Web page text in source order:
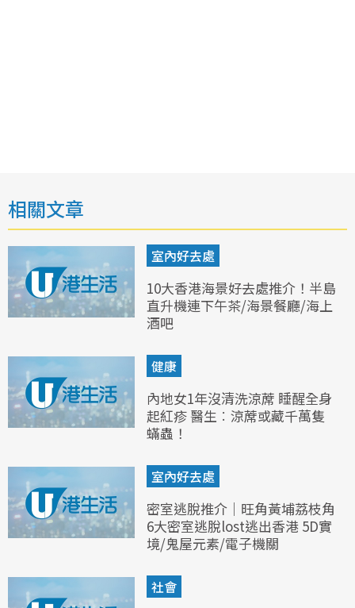
相關文章
室內好去處
10大香港海景好去處推介！半島
直升機連下午茶/海景餐廳/海上
酒吧
健康
內地女1年沒清洗涼蓆 睡醒全身
起紅疹 醫生︰涼蓆或藏千萬隻
蟎蟲！
室內好去處
密室逃脫推介｜旺角黃埔荔枝角
6大密室逃脫lost逃出香港 5D實
境/鬼屋元素/電子機關
社會